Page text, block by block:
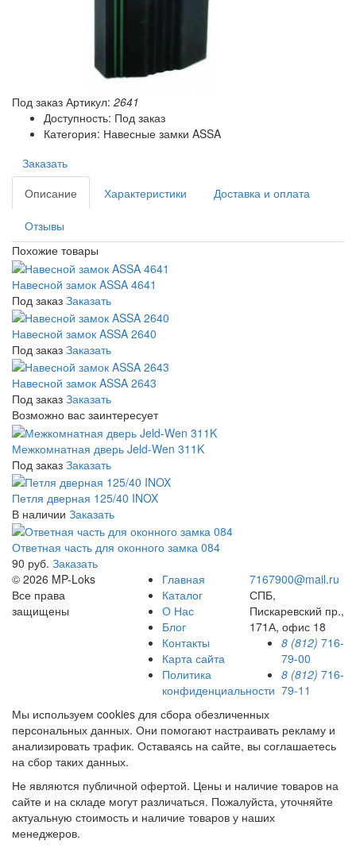
Под заказ Артикул: 2641
Доступность: Под заказ
Категория: Навесные замки ASSA
Заказать
Описание
Характеристики Доставка и оплата
Отзывы
Похожие товары
Навесной замок ASSA 4641
Под заказ Заказать
Навесной замок ASSA 2640
Под заказ Заказать
Навесной замок ASSA 2643
Под заказ Заказать
Возможно вас заинтересует
Межкомнатная дверь Jeld-Wen 311K
Под заказ Заказать
Петля дверная 125/40 INOX
В наличии Заказать
Ответная часть для оконного замка 084
90 руб. Заказать
© 2026 MP-Loks
Все права
защищены
Главная
Каталог
О Нас
Блог
Контакты
Карта сайта
Политика
конфиденциальности
7167900@mail.ru
СПБ,
Пискаревский пр.,
171А, офис 18
8 (812) 716-
79-00
8 (812) 716-
79-11
Мы используем cookies для сбора обезличенных
персональных данных. Они помогают настраивать рекламу и
анализировать трафик. Оставаясь на сайте, вы соглашаетесь
на сбор таких данных.
Не являются публичной офертой. Цены и наличие товаров на
сайте и на складе могут различаться. Пожалуйста, уточняйте
актуальную стоимость и наличие товаров у наших
менеджеров.